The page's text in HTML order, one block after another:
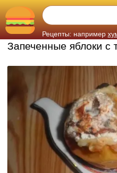
Рецепты: например
Запеченные яблоки с